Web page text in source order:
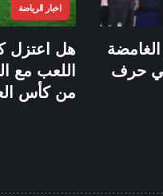
حرف
اخبار الرياضة
هل اعتزل
اللعب مع
من كأس